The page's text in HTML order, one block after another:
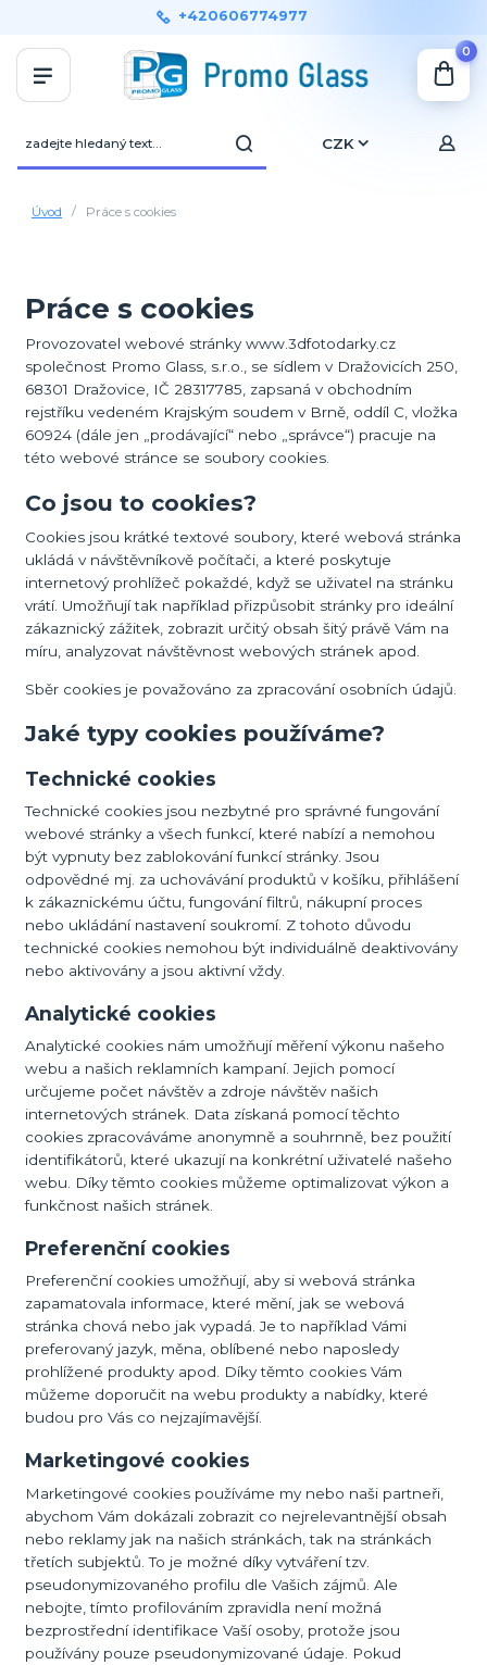
CZK
+420606774977
0
Úvod Práce s cookies
Práce s cookies
Provozovatel webové stránky www.3dfotodarky.cz
společnost Promo Glass, s.r.o., se sídlem v Dražovicích 250,
68301 Dražovice, IČ 28317785, zapsaná v obchodním
rejstříku vedeném Krajským soudem v Brně, oddíl C, vložka
60924 (dále jen „prodávající“ nebo „správce“) pracuje na
této webové stránce se soubory cookies.
Co jsou to cookies?
Cookies jsou krátké textové soubory, které webová stránka
ukládá v návštěvníkově počítači, a které poskytuje
internetový prohlížeč pokaždé, když se uživatel na stránku
vrátí. Umožňují tak například přizpůsobit stránky pro ideální
zákaznický zážitek, zobrazit určitý obsah šitý právě Vám na
míru, analyzovat návštěvnost webových stránek apod.
Sběr cookies je považováno za zpracování osobních údajů.
Jaké typy cookies používáme?
Technické cookies
Technické cookies jsou nezbytné pro správné fungování
webové stránky a všech funkcí, které nabízí a nemohou
být vypnuty bez zablokování funkcí stránky. Jsou
odpovědné mj. za uchovávání produktů v košíku, přihlášení
k zákaznickému účtu, fungování filtrů, nákupní proces
nebo ukládání nastavení soukromí. Z tohoto důvodu
technické cookies nemohou být individuálně deaktivovány
nebo aktivovány a jsou aktivní vždy.
Analytické cookies
Analytické cookies nám umožňují měření výkonu našeho
webu a našich reklamních kampaní. Jejich pomocí
určujeme počet návštěv a zdroje návštěv našich
internetových stránek. Data získaná pomocí těchto
cookies zpracováváme anonymně a souhrnně, bez použití
identifikátorů, které ukazují na konkrétní uživatelé našeho
webu. Díky těmto cookies můžeme optimalizovat výkon a
funkčnost našich stránek.
Preferenční cookies
Preferenční cookies umožňují, aby si webová stránka
zapamatovala informace, které mění, jak se webová
stránka chová nebo jak vypadá. Je to například Vámi
preferovaný jazyk, měna, oblíbené nebo naposledy
prohlížené produkty apod. Díky těmto cookies Vám
můžeme doporučit na webu produkty a nabídky, které
budou pro Vás co nejzajímavější.
Marketingové cookies
Marketingové cookies používáme my nebo naši partneři,
abychom Vám dokázali zobrazit co nejrelevantnější obsah
nebo reklamy jak na našich stránkách, tak na stránkách
třetích subjektů. To je možné díky vytváření tzv.
pseudonymizovaného profilu dle Vašich zájmů. Ale
nebojte, tímto profilováním zpravidla není možná
bezprostřední identifikace Vaší osoby, protože jsou
používány pouze pseudonymizované údaje. Pokud